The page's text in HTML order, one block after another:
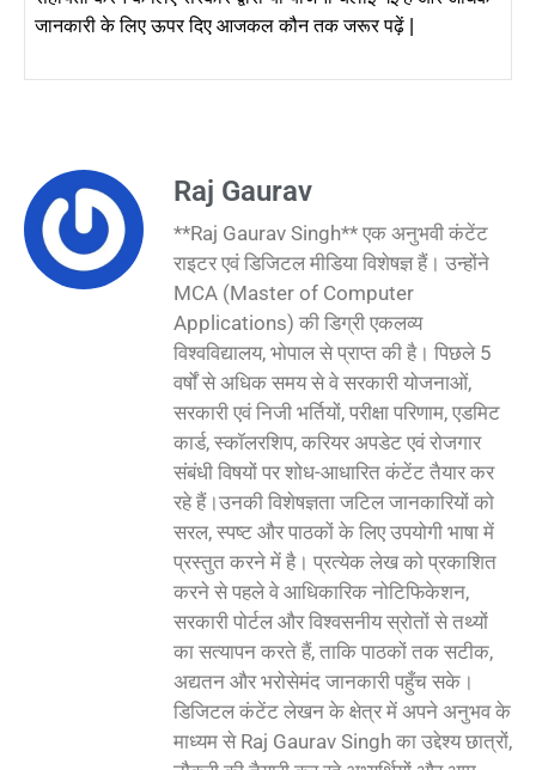
जानकारी के लिए ऊपर दिए आजकल कौन तक जरूर पढ़ें |
Raj Gaurav
**Raj Gaurav Singh** एक अनुभवी कंटेंट
राइटर एवं डिजिटल मीडिया विशेषज्ञ हैं। उन्होंने
MCA (Master of Computer
Applications) की डिग्री एकलव्य
विश्वविद्यालय, भोपाल से प्राप्त की है। पिछले 5
वर्षों से अधिक समय से वे सरकारी योजनाओं,
सरकारी एवं निजी भर्तियों, परीक्षा परिणाम, एडमिट
कार्ड, स्कॉलरशिप, करियर अपडेट एवं रोजगार
संबंधी विषयों पर शोध-आधारित कंटेंट तैयार कर
रहे हैं।उनकी विशेषज्ञता जटिल जानकारियों को
सरल, स्पष्ट और पाठकों के लिए उपयोगी भाषा में
प्रस्तुत करने में है। प्रत्येक लेख को प्रकाशित
करने से पहले वे आधिकारिक नोटिफिकेशन,
सरकारी पोर्टल और विश्वसनीय स्रोतों से तथ्यों
का सत्यापन करते हैं, ताकि पाठकों तक सटीक,
अद्यतन और भरोसेमंद जानकारी पहुँच सके।
डिजिटल कंटेंट लेखन के क्षेत्र में अपने अनुभव के
माध्यम से Raj Gaurav Singh का उद्देश्य छात्रों,